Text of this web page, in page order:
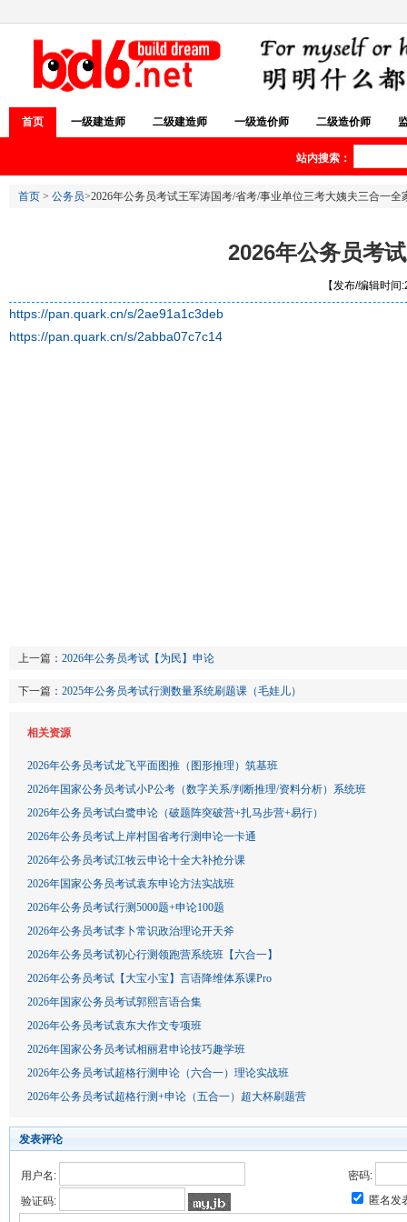
首页 一级建造师 二级建造师 一级造价师 二级造价师
站内搜索：
首页 > 公务员>2026年公务员考试王军涛国考/省考/事业单位三考大姨夫三合一全
2026年公务员考
【发布/编辑时
https://pan.quark.cn/s/2ae91a1c3deb
https://pan.quark.cn/s/2abba07c7c14
上一篇： 2026年公务员考试【为民】申论
下一篇： 2025年公务员考试行测数量系统刷题课（毛娃儿）
相关资源
2026年公务员考试龙飞平面图推（图形推理）筑基班
2026年国家公务员考试小P公考（数字关系/判断推理/资料分析）系统班
2026年公务员考试白鹭申论（破题阵突破营+扎马步营+易行）
2026年公务员考试上岸村国省考行测申论一卡通
2026年公务员考试江牧云申论十全大补抢分课
2026年国家公务员考试袁东申论方法实战班
2026年公务员考试行测5000题+申论100题
2026年公务员考试李卜常识政治理论开天斧
2026年公务员考试初心行测领跑营系统班【六合一】
2026年公务员考试【大宝小宝】言语降维体系课Pro
2026年国家公务员考试郭熙言语合集
2026年公务员考试袁东大作文专项班
2026年国家公务员考试相丽君申论技巧趣学班
2026年公务员考试超格行测申论（六合一）理论实战班
2026年公务员考试超格行测+申论（五合一）超大杯刷题营
发表评论
用户名:
密码:
验证码:
匿名发